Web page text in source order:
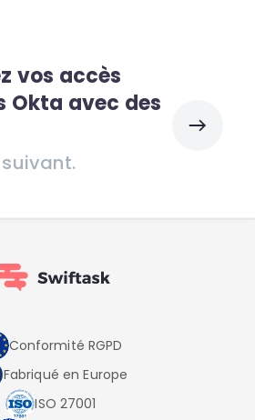
vos accès
Okta avec des
Conformité RGPD
Fabriqué en Europe
ISO 27001